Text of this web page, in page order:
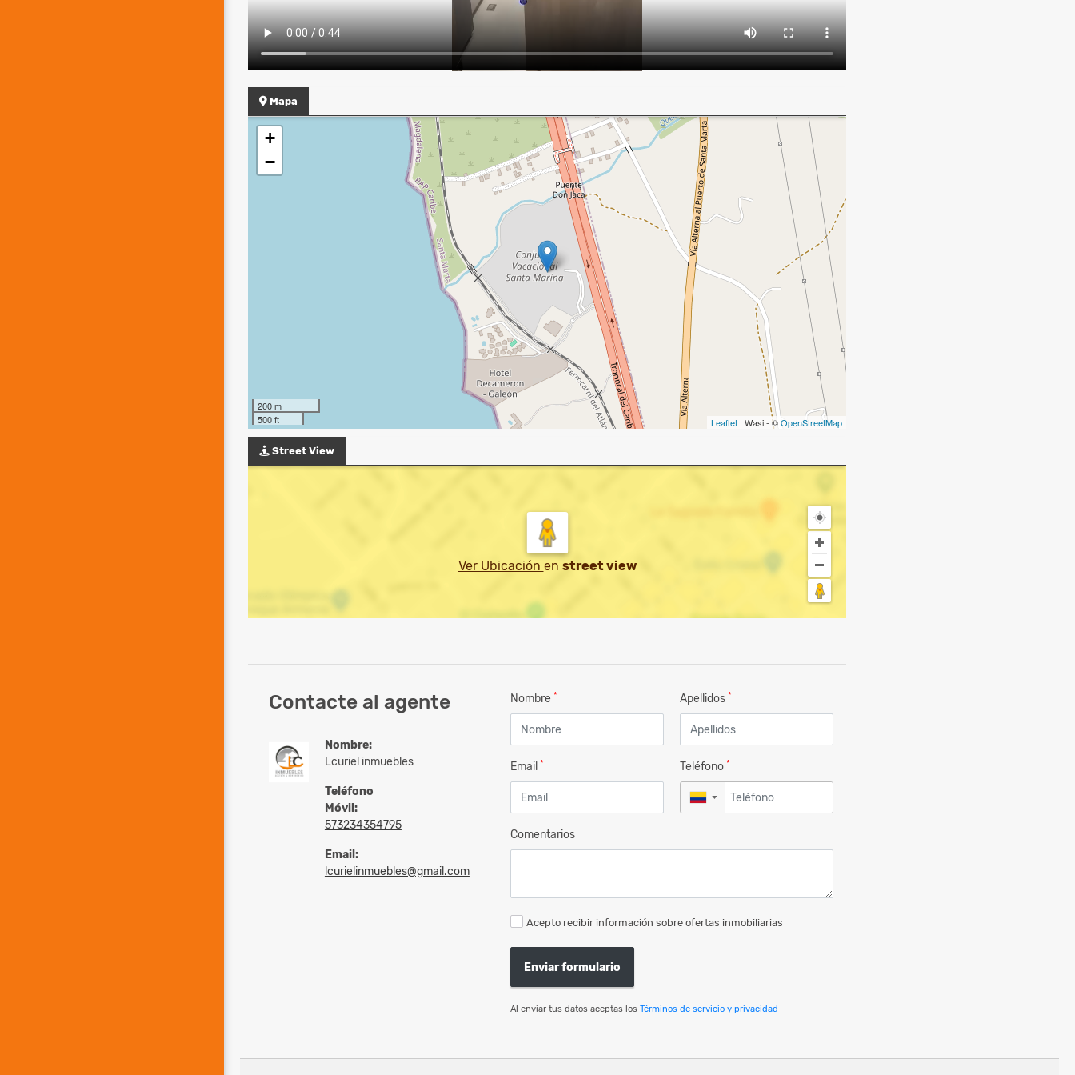
Mapa
+
−
200 m
500 ft
Leaflet | Wasi - ©OpenStreetMap
Street View
Ver Ubicación en street view
Contacte al agente
Nombre:
Lcuriel inmuebles
Teléfono
Móvil:
573234354795
Email:
lcurielinmuebles@gmail.com
Nombre * Apellidos *
Email * Teléfono *
▼
Comentarios
Acepto recibir información sobre ofertas inmobiliarias
Enviar formulario
Al enviar tus datos aceptas los Términos de servicio y privacidad